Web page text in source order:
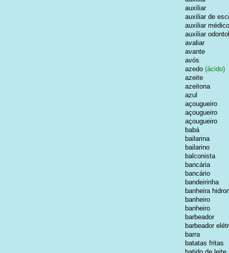
auxiliar
auxiliar de
auxiliar médico
auxiliar
avaliar
avante
avós
azedo (ácido)
azeite
azeitona
azul
açougueiro
açougueiro
açougueiro
babá
bailarina
bailarino
balconista
bancária
bancário
bandeirinha
banheira
banheiro
banheiro
barbeador
barbeador
barra
batatas fritas